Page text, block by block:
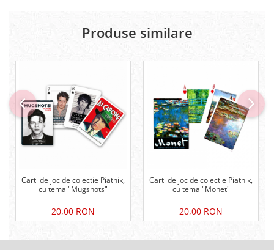
Produse similare
Carti de joc de colectie Piatnik,
cu tema "Mugshots"
20,00 RON
Carti de joc de colectie Piatnik,
cu tema "Monet"
20,00 RON